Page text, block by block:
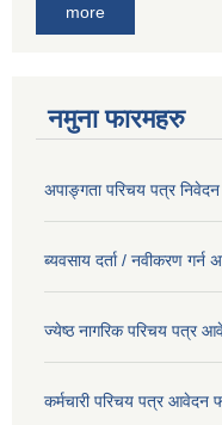
more
नमुना फारमहरु
अपाङ्गता परिचय पत्र निवेदन
ब्यवसाय दर्ता / नवीकरण गर्न
ज्येष्ठ नागरिक परिचय पत्र
कर्मचारी परिचय पत्र आवेदन